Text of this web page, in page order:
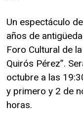
Un espectáculo
años de
Foro Cultural de
Quirós Pérez”.
octubre a las
y primero y 2 de
horas.